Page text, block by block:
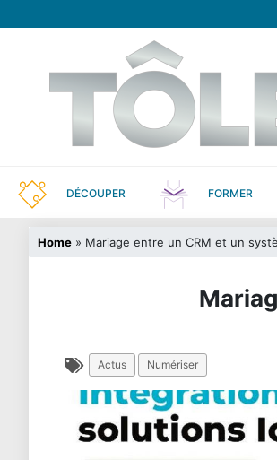
DÉCOUPER FORMER
Home » Mariage entre un CRM et un
Actus Numériser